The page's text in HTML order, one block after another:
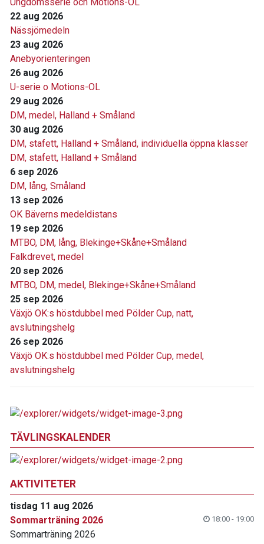
22 aug 2026
Nässjömedeln
23 aug 2026
Anebyorienteringen
26 aug 2026
U-serie o Motions-OL
29 aug 2026
DM, medel, Halland + Småland
30 aug 2026
DM, stafett, Halland + Småland, individuella öppna klasser
DM, stafett, Halland + Småland
6 sep 2026
DM, lång, Småland
13 sep 2026
OK Bäverns medeldistans
19 sep 2026
MTBO, DM, lång, Blekinge+Skåne+Småland
Falkdrevet, medel
20 sep 2026
MTBO, DM, medel, Blekinge+Skåne+Småland
25 sep 2026
Växjö OK:s höstdubbel med Pölder Cup, natt,
avslutningshelg
26 sep 2026
Växjö OK:s höstdubbel med Pölder Cup, medel,
avslutningshelg
TÄVLINGSKALENDER
AKTIVITETER
tisdag 11 aug 2026
Sommarträning 2026
18:00 - 19:00
Sommarträning 2026